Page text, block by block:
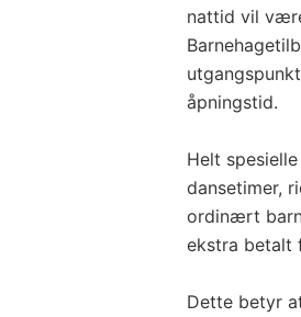
nattid vil
åpningstid.
Helt
dansetimer,
ordinært
ekstra betalt
Dette betyr